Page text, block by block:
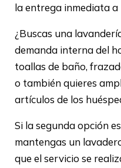
la entrega inmediata a
¿Buscas una
demanda interna del
toallas de baño,
o también quieres
artículos de los
Si la segunda opción
mantengas un
que el servicio se